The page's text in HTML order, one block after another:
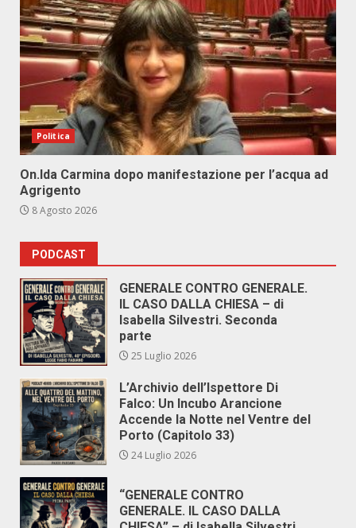
Politica
On.Ida Carmina dopo manifestazione per l’acqua ad
Agrigento
8 Agosto 2026
PODCAST
GENERALE CONTRO GENERALE.
IL CASO DALLA CHIESA – di
Isabella Silvestri. Seconda
parte
25 Luglio 2026
L’Archivio dell’Ispettore Di
Falco: Un Incubo Arancione
Accende la Notte nel Ventre del
Porto (Capitolo 33)
24 Luglio 2026
“GENERALE CONTRO
GENERALE. IL CASO DALLA